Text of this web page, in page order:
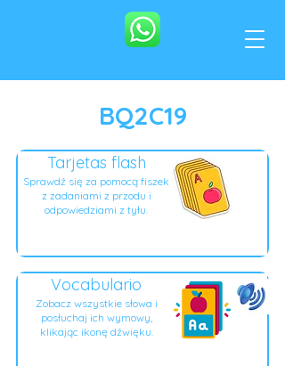
BQ2C19
Tarjetas flash
Sprawdź się za pomocą fiszek
z zadaniami z przodu i
odpowiedziami z tyłu.
Vocabulario
Zobacz wszystkie słowa i
posłuchaj ich wymowy,
klikając ikonę dźwięku.